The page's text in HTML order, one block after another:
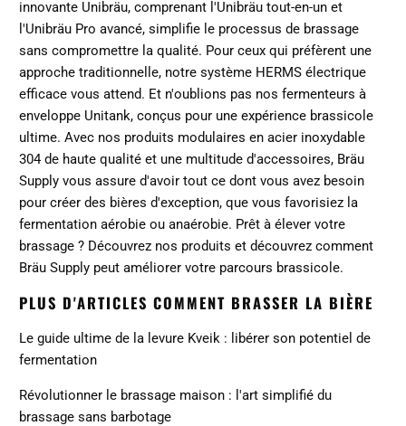
innovante Unibräu, comprenant l'Unibräu tout-en-un et
l'Unibräu Pro avancé, simplifie le processus de brassage
sans compromettre la qualité. Pour ceux qui préfèrent une
approche traditionnelle, notre système HERMS électrique
efficace vous attend. Et n'oublions pas nos fermenteurs à
enveloppe Unitank, conçus pour une expérience brassicole
ultime. Avec nos produits modulaires en acier inoxydable
304 de haute qualité et une multitude d'accessoires, Bräu
Supply vous assure d'avoir tout ce dont vous avez besoin
pour créer des bières d'exception, que vous favorisiez la
fermentation aérobie ou anaérobie. Prêt à élever votre
brassage ? Découvrez nos produits et découvrez comment
Bräu Supply peut améliorer votre parcours brassicole.
PLUS D'ARTICLES COMMENT BRASSER LA BIÈRE
Le guide ultime de la levure Kveik : libérer son potentiel de
fermentation
Révolutionner le brassage maison : l'art simplifié du
brassage sans barbotage